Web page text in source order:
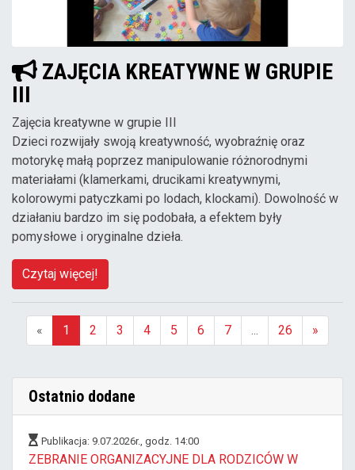
ZAJĘCIA KREATYWNE W GRUPIE
III
Zajęcia kreatywne w grupie III
Dzieci rozwijały swoją kreatywność, wyobraźnię oraz
motorykę małą poprzez manipulowanie różnorodnymi
materiałami (klamerkami, drucikami kreatywnymi,
kolorowymi patyczkami po lodach, klockami). Dowolność w
działaniu bardzo im się podobała, a efektem były
pomysłowe i oryginalne dzieła.
Czytaj więcej!
«
1
2 3 4 5 6 7 ... 26 »
Ostatnio dodane
Publikacja: 9.07.2026r., godz. 14:00
ZEBRANIE ORGANIZACYJNE DLA RODZICÓW W